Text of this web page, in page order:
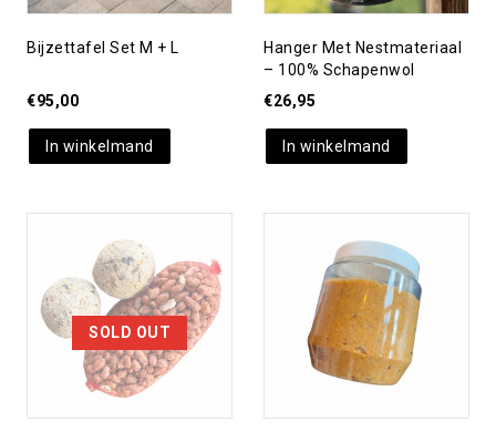
Bijzettafel Set M + L
€95,00
In winkelmand
Hanger Met Nestmateriaal
– 100% Schapenwol
€26,95
In winkelmand
SOLD OUT